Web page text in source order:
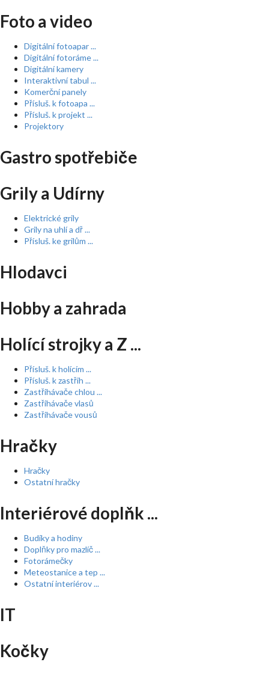
Foto a video
Digitální fotoapar ...
Digitální fotoráme ...
Digitální kamery
Interaktivní tabul ...
Komerční panely
Přísluš. k fotoapa ...
Přísluš. k projekt ...
Projektory
Gastro spotřebiče
Grily a Udírny
Elektrické grily
Grily na uhlí a dř ...
Přísluš. ke grilům ...
Hlodavci
Hobby a zahrada
Holící strojky a Z ...
Přísluš. k holícím ...
Přísluš. k zastřih ...
Zastřihávače chlou ...
Zastřihávače vlasů
Zastřihávače vousů
Hračky
Hračky
Ostatní hračky
Interiérové doplňk ...
Budíky a hodiny
Doplňky pro mazlíč ...
Fotorámečky
Meteostanice a tep ...
Ostatní interiérov ...
IT
Kočky